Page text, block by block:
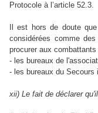
Protocole à l’article 52.3.
Il est hors de doute
considérées comme
procurer aux
- les bureaux de
- les bureaux du Secours
xii) Le fait de déclarer